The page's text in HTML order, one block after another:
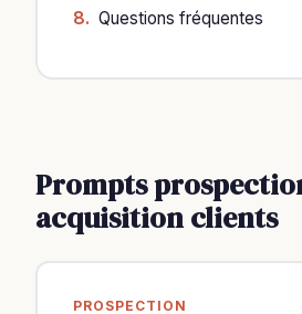
Questions fréquentes
Prompts
acquisition clients
PROSPECTION